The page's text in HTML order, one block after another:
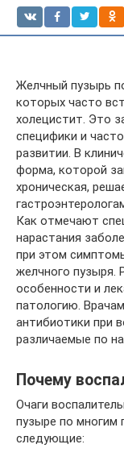
Желчный пузырь
которых часто
холецистит. Это
специфики и
развитии. В
форма, которой
хроническая,
Как отмечают
нарастания
при этом
желчного пузыря.
особенности и
патологию.
антибиотики при
различаемые по
Почему
Очаги
пузыре по многим
следующие: